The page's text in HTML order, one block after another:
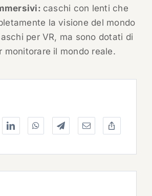
caschi con lenti che
la visione del mondo
per VR, ma sono dotati di
monitorare il mondo reale.